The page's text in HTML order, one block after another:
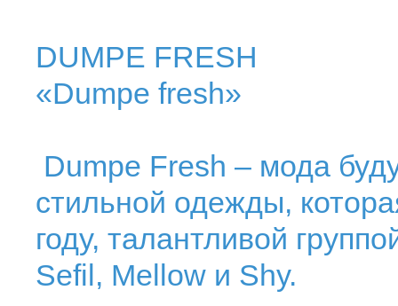
DUMPE FRESH
«Dumpe fresh»
Dumpe Fresh – мода
стильной одежды,
году, талантливой
Sefil, Mellow и Shy.